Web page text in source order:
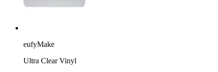
eufyMake
Ultra Clear Vinyl